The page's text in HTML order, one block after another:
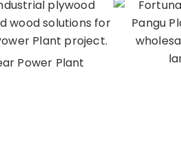
Power Plant